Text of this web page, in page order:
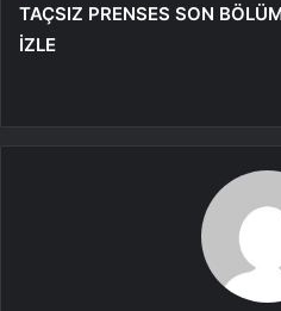
TAÇSIZ PRENSES SON
İZLE